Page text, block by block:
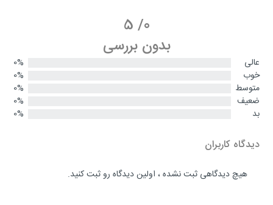
0
/
5
بدون بررسی
عالی
0%
خوب
0%
متوسط
0%
ضعیف
0%
بد
0%
دیدگاه کاربران
هیچ دیدگاهی ثبت نشده ، اولین دیدگاه رو ثبت کنید.